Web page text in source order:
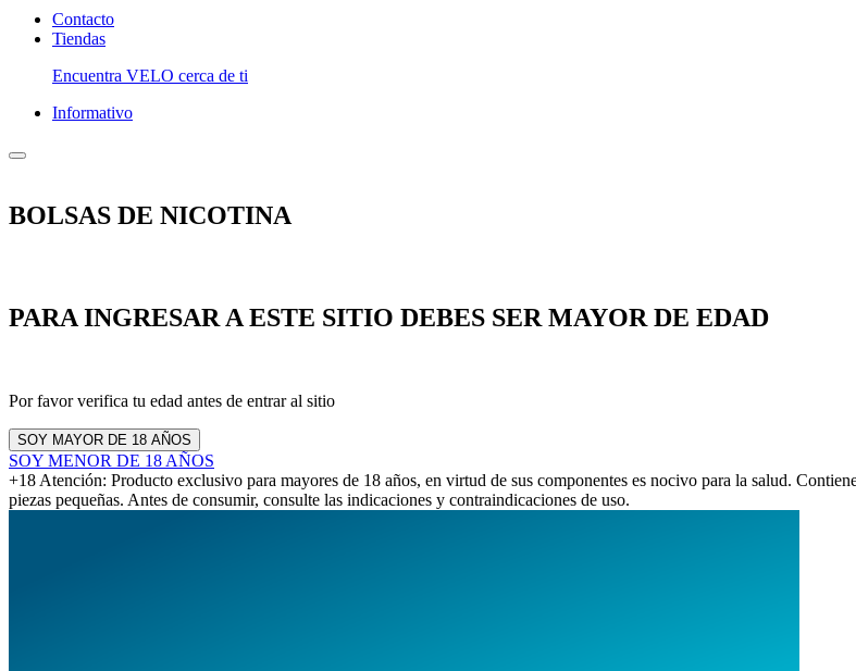
Contacto
Tiendas
Encuentra VELO cerca de ti
Informativo
BOLSAS DE NICOTINA
PARA INGRESAR A ESTE SITIO DEBES SER MAYOR DE EDAD
Por favor verifica tu edad antes de entrar al sitio
SOY MAYOR DE 18 AÑOS
SOY MENOR DE 18 AÑOS
+18 Atención: Producto exclusivo para mayores de 18 años, en virtud de sus componentes es nocivo para la salud.
piezas pequeñas. Antes de consumir, consulte las indicaciones y contraindicaciones de uso.